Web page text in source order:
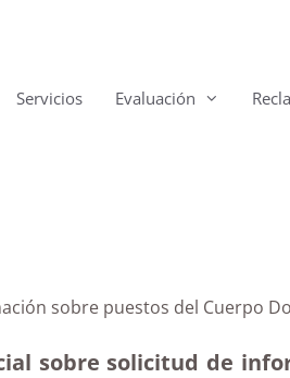
Servicios Evaluación
sobre puestos del Cuerpo
sobre solicitud de